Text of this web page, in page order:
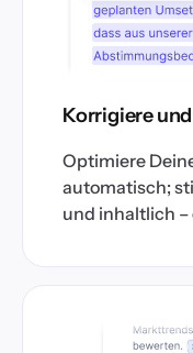
Korrigiere
Optimiere
automatisch;
und inhaltlich –